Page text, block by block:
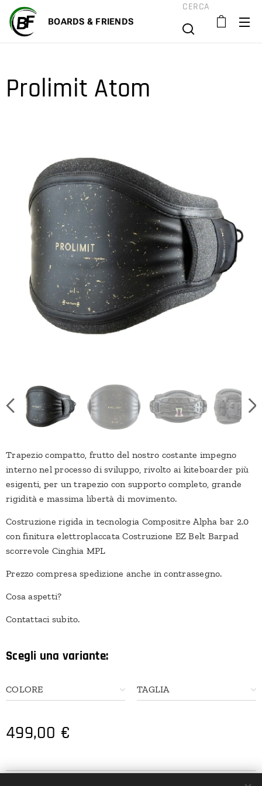
BOARDS & FRIENDS
CERCA
Prolimit Atom
Trapezio compatto, frutto del nostro costante impegno
interno nel processo di sviluppo, rivolto ai kiteboarder più
esigenti, per un trapezio con supporto completo, grande
rigidità e massima libertà di movimento.
Costruzione rigida in tecnologia Compositre Alpha bar 2.0
con finitura elettroplaccata Costruzione EZ Belt Barpad
scorrevole Cinghia MPL
Prezzo compresa spedizione anche in contrassegno.
Cosa aspetti?
Contattaci subito.
Scegli una variante:
COLORE TAGLIA
499,00 €